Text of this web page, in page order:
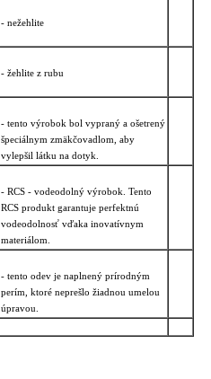
- nežehlite
- žehlite z rubu
- tento výrobok bol vypraný a ošetrený
špeciálnym zmäkčovadlom, aby
vylepšil látku na dotyk.
- RCS - vodeodolný výrobok. Tento
RCS produkt garantuje perfektnú
vodeodolnosť vďaka inovatívnym
materiálom.
- tento odev je naplnený prírodným
perím, ktoré neprešlo žiadnou umelou
úpravou.